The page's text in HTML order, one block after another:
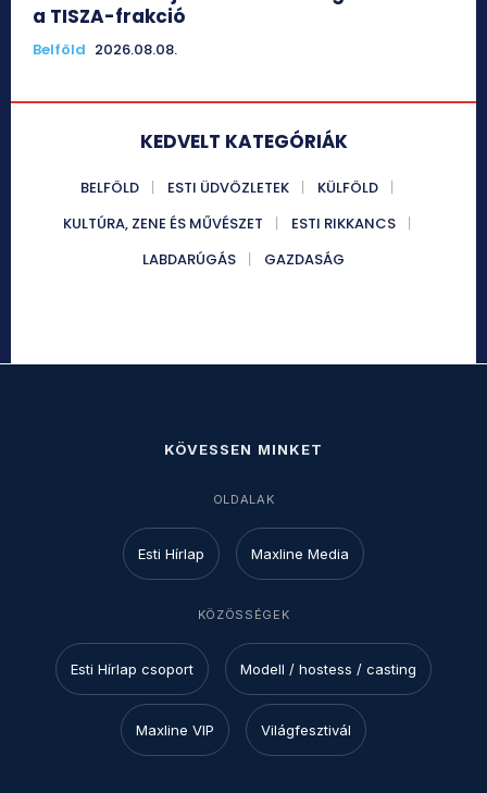
a TISZA-frakció
Belföld 2026.08.08.
KEDVELT KATEGÓRIÁK
BELFÖLD ESTI ÜDVÖZLETEK
KÜLFÖLD
KULTÚRA, ZENE ÉS MŰVÉSZET
ESTI RIKKANCS
LABDARÚGÁS
GAZDASÁG
KÖVESSEN MINKET
OLDALAK
Esti Hírlap Maxline Media
KÖZÖSSÉGEK
Esti Hírlap csoport Modell / hostess / casting
Maxline VIP Világfesztivál